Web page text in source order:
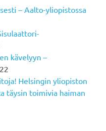
– Aalto-yliopistossa
kävelyyn –
Helsingin yliopiston
täysin toimivia haiman